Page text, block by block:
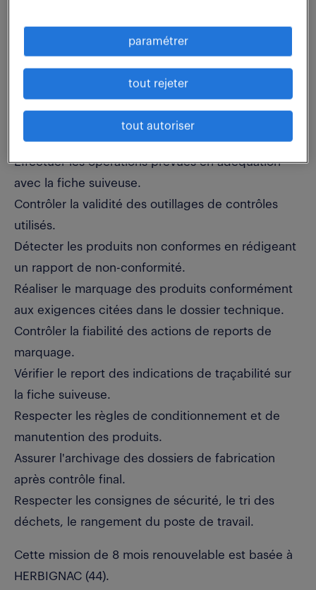
contrôle avant départ sous-traitance, contrôle final,
contrôle du dossier de fabrication avant mise en
Vérifier que les articles répondent à la définition :
avec la méthode de CND et en utilisant les critères
d'acceptation imposés en gamme.
Effectuer les opérations prévues en adéquation
avec la fiche suiveuse.
Contrôler la validité des outillages de contrôles
utilisés.
Détecter les produits non conformes en rédigeant
un rapport de non-conformité.
Réaliser le marquage des produits conformément
aux exigences citées dans le dossier technique.
Contrôler la fiabilité des actions de reports de
marquage.
Vérifier le report des indications de traçabilité sur
la fiche suiveuse.
Respecter les règles de conditionnement et de
manutention des produits.
Assurer l'archivage des dossiers de fabrication
après contrôle final.
Respecter les consignes de sécurité, le tri des
déchets, le rangement du poste de travail.
Cette mission de 8 mois renouvelable est basée à
HERBIGNAC (44).
paramétrer
tout rejeter
tout autoriser